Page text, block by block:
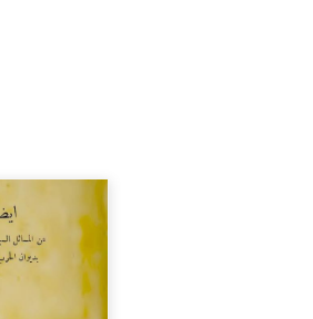
كتاب نهر الذهب في تاريخ حلب - الاجزاء الثلاثة الطبعة